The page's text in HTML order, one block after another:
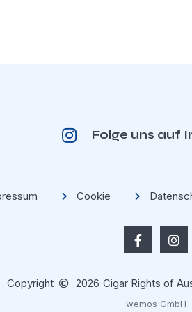
Folge uns auf
Cookie
Copyright 2026 Cigar Rights of
wemos GmbH